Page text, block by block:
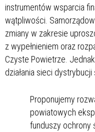
instrumentów wsparcia
wątpliwości.
zmiany w zakresie
z wypełnieniem oraz
Czyste Powietrze.
działania sieci
Proponujemy
powiatowych
funduszy ochrony